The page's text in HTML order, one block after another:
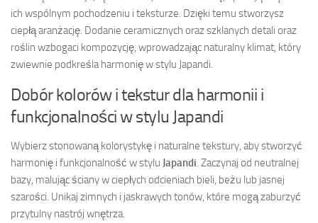
ich wspólnym pochodzeniu i teksturze. Dzięki temu stworzysz
ciepłą aranżację. Dodanie ceramicznych oraz szklanych detali oraz
roślin wzbogaci kompozycję, wprowadzając naturalny klimat, który
zwiewnie podkreśla harmonię w stylu Japandi.
Dobór kolorów i tekstur dla harmonii i
funkcjonalności w stylu Japandi
Wybierz stonowaną kolorystykę i naturalne tekstury, aby stworzyć
harmonię i funkcjonalność w stylu Japandi. Zaczynaj od neutralnej
bazy, malując ściany w ciepłych odcieniach bieli, beżu lub jasnej
szarości. Unikaj zimnych i jaskrawych tonów, które mogą zaburzyć
przytulny nastrój wnętrza.